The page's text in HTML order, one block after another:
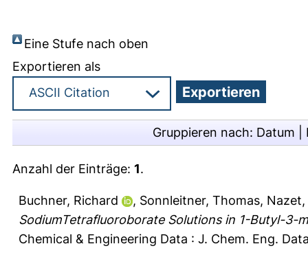
Eine Stufe nach oben
Exportieren als
Gruppieren nach: Datum
Anzahl der Einträge: 1.
Buchner, Richard , Sonnleitner, Thomas, Nazet,
SodiumTetrafluoroborate Solutions in 1-Butyl-3-
Chemical & Engineering Data : J. Chem. Eng.